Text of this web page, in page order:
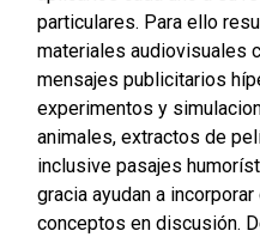
particulares. Para ello
materiales audiovisuales
mensajes publicitarios
experimentos y
animales, extractos de
inclusive pasajes
gracia ayudan a
conceptos en discusión.